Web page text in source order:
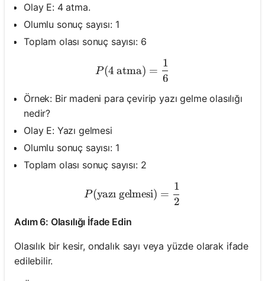
Olay E: 4 atma.
Olumlu sonuç sayısı: 1
Toplam olası sonuç sayısı: 6
P(\text{4 atma}) =
P(4 atma) =
6
1
Örnek: Bir madeni para çevirip yazı gelme olasılığı
nedir?
Olay E: Yazı gelmesi
Olumlu sonuç sayısı: 1
Toplam olası sonuç sayısı: 2
P(\text{yazı gelmesi}) =
P(yazıgelmesi) =
2
1
Adım 6: Olasılığı İfade Edin
Olasılık bir kesir, ondalık sayı veya yüzde olarak ifade
edilebilir.